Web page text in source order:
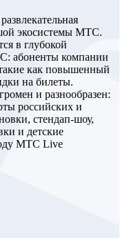
экосистемы МТС.
в глубокой
абоненты компании
как повышенный
на билеты.
и разнообразен:
российских и
стендап-шоу,
и детские
МТС Live